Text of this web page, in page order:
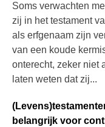
Soms verwachten
zij in het testament
als erfgenaam zijn
van een koude
onterecht, zeker niet
laten weten dat zij...
belangrijk voor